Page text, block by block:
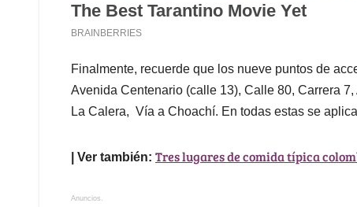
Finalmente, recuerde que los nueve puntos de
Avenida Centenario (calle 13), Calle 80, Carrera
La Calera, Vía a Choachí. En todas estas se
| Ver también: Tres lugares de comida típica
Anuncios.